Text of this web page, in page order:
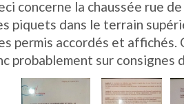
concerne la chaussée rue
piquets dans le terrain
permis accordés et
probablement sur consignes